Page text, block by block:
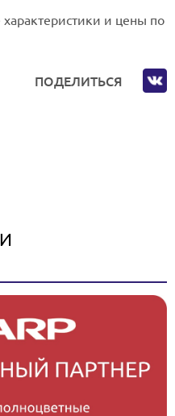
и цены по
ПОДЕЛИТЬСЯ